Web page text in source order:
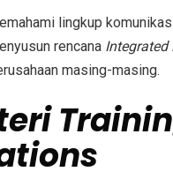
lingkup
rencana
masing-masing.